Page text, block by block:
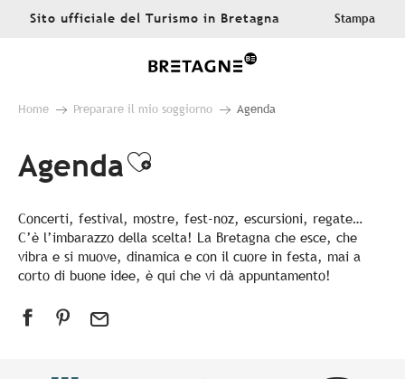
AllerSito ufficiale del Turismo in Bretagna Stampa
Home Preparare il mio soggiorno Agenda
AgendaAjouter aux favoris
Concerti, festival, mostre, fest-noz, escursioni, regate…
C’è l’imbarazzo della scelta! La Bretagna che esce, che
vibra e si muove, dinamica e con il cuore in festa, mai a
corto di buone idee, è qui che vi dà appuntamento!